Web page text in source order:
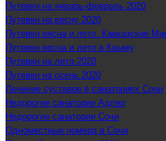
Путевки на январь-февраль 2020
Путевки на весну 2020
Путевки весна и лето. Кавказские
Путевки весна и лето в Крыму
Путевки на лето 2020
Путевки на осень 2020
Лечение суставов в санаториях Сочи
Недорогие санатории Адлер
Недорогие санатории Сочи
Одноместные номера в Сочи